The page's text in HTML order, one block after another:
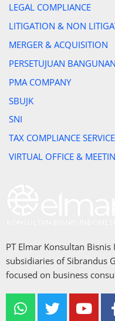
LEGAL COMPLIANCE
LITIGATION & NON
MERGER & ACQUISITION
PERSETUJUAN
PMA COMPANY
SBUJK
SNI
TAX COMPLIANCE SERVICE
VIRTUAL OFFICE &
PT Elmar Konsultan
subsidiaries of Sibrandus
focused on business
W
h
T
w
Y
o